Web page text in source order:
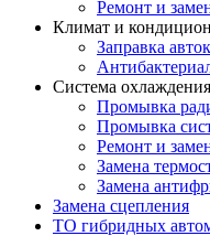
Ремонт и
Климат и
Заправка
Система охлаждения
Промывка
Промывка
Ремонт и
Замена
Замена
Замена сцепления
ТО гибридных